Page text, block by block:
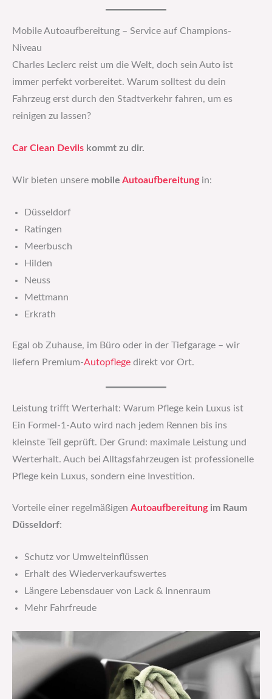
Mobile Autoaufbereitung – Service auf Champions-
Niveau
Charles Leclerc reist um die Welt, doch sein Auto ist
immer perfekt vorbereitet. Warum solltest du dein
Fahrzeug erst durch den Stadtverkehr fahren, um es
reinigen zu lassen?
Car Clean Devils kommt zu dir.
Wir bieten unsere mobile Autoaufbereitungin:
Düsseldorf
Ratingen
Meerbusch
Hilden
Neuss
Mettmann
Erkrath
Egal ob Zuhause, im Büro oder in der Tiefgarage – wir
liefern Premium-Autopflege direkt vor Ort.
Leistung trifft Werterhalt: Warum Pflege kein Luxus ist
Ein Formel-1-Auto wird nach jedem Rennen bis ins
kleinste Teil geprüft. Der Grund: maximale Leistung und
Werterhalt. Auch bei Alltagsfahrzeugen ist professionelle
Pflege kein Luxus, sondern eine Investition.
Vorteile einer regelmäßigen Autoaufbereitungim Raum
Düsseldorf:
Schutz vor Umwelteinflüssen
Erhalt des Wiederverkaufswertes
Längere Lebensdauer von Lack & Innenraum
Mehr Fahrfreude